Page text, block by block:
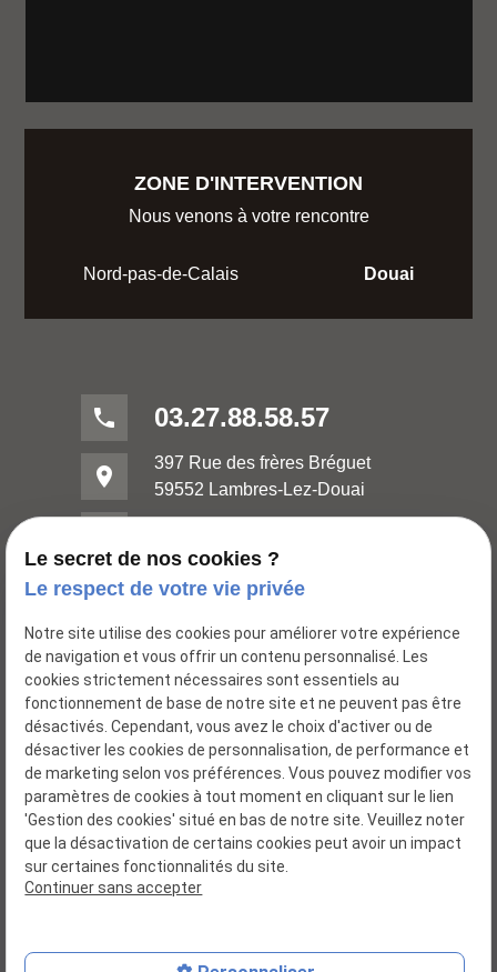
ZONE D'INTERVENTION
Nous venons à votre rencontre
Nord-pas-de-Calais Douai
phone 03.27.88.58.57
place
397 Rue des frères Bréguet
59552 Lambres-Lez-Douai
Distributeur huiles - lubrifiants
Siret : 04585076500020
Mentions légales
Le secret de nos cookies ?
Le respect de votre vie privée
Notre site utilise des cookies pour améliorer votre expérience
de navigation et vous offrir un contenu personnalisé. Les
cookies strictement nécessaires sont essentiels au
fonctionnement de base de notre site et ne peuvent pas être
désactivés. Cependant, vous avez le choix d'activer ou de
désactiver les cookies de personnalisation, de performance et
de marketing selon vos préférences. Vous pouvez modifier vos
paramètres de cookies à tout moment en cliquant sur le lien
'Gestion des cookies' situé en bas de notre site. Veuillez noter
que la désactivation de certains cookies peut avoir un impact
sur certaines fonctionnalités du site.
Continuer sans accepter